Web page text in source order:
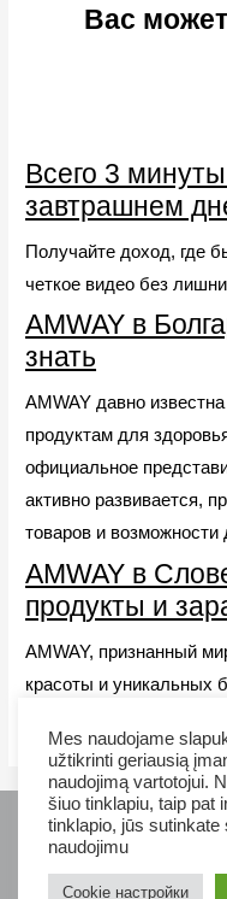
Вас
Всего 3
завтрашнем
Получайте доход, где
четкое видео без
AMWAY в
знать
AMWAY давно
продуктам для
официальное
активно развивается,
товаров и возможности
AMWAY в
продукты и
AMWAY, признанный
красоты и уникальных
Tel:
AMWAY продукты
Mes naudojame
užtikrinti geriausią
naudojimą vartotojui.
šiuo tinklapiu, taip pat
tinklapio, jūs sutinkate
naudojimu
Cookie настройки